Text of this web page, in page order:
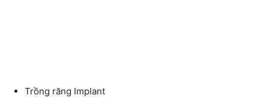
Trồng răng Implant